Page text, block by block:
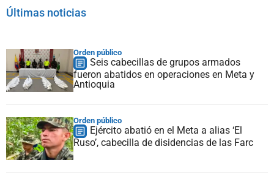
Últimas noticias
Orden público
Seis cabecillas de grupos armados
fueron abatidos en operaciones en Meta y
Antioquia
Orden público
Ejército abatió en el Meta a alias ‘El
Ruso’, cabecilla de disidencias de las Farc